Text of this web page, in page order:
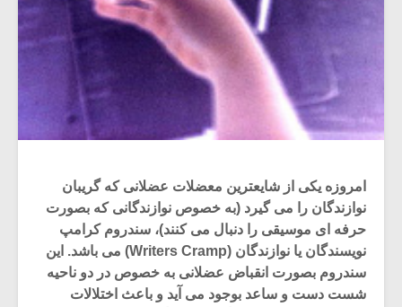
امروزه یکی از شایعترین معضلات عضلانی که گریبان
نوازندگان را می گیرد (به خصوص نوازندگانی که بصورت
حرفه ای موسیقی را دنبال می کنند)، سندروم کرامپ
نویسندگان یا نوازندگان (Writers Cramp) می باشد. این
سندروم بصورت انقباض عضلانی به خصوص در دو ناحیه
شست دست و ساعد بوجود می آید و باعث اختلالات